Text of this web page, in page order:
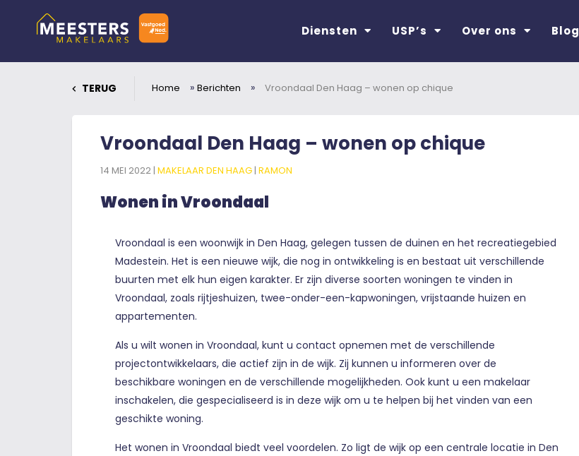
Diensten USP’s Over ons Blog
TERUG Home » Berichten » Vroondaal Den Haag – wonen op chique
Vroondaal Den Haag – wonen op chique
14 MEI 2022 | MAKELAAR DEN HAAG | RAMON
Wonen in Vroondaal
Vroondaal is een woonwijk in Den Haag, gelegen tussen de duinen en het recreatiegebied
Madestein. Het is een nieuwe wijk, die nog in ontwikkeling is en bestaat uit verschillende
buurten met elk hun eigen karakter. Er zijn diverse soorten woningen te vinden in
Vroondaal, zoals rijtjeshuizen, twee-onder-een-kapwoningen, vrijstaande huizen en
appartementen.
Als u wilt wonen in Vroondaal, kunt u contact opnemen met de verschillende
projectontwikkelaars, die actief zijn in de wijk. Zij kunnen u informeren over de
beschikbare woningen en de verschillende mogelijkheden. Ook kunt u een makelaar
inschakelen, die gespecialiseerd is in deze wijk om u te helpen bij het vinden van een
geschikte woning.
Het wonen in Vroondaal biedt veel voordelen. Zo ligt de wijk op een centrale locatie in Den